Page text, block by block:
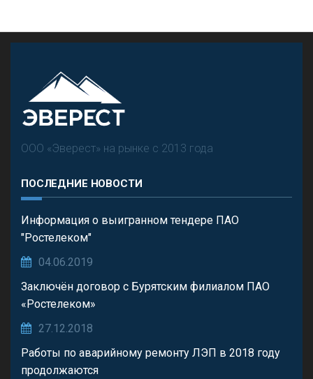
ООО «Эверест» на рынке с 2013 года
ПОСЛЕДНИЕ НОВОСТИ
Информация о выигранном тендере ПАО
"Ростелеком"
04.06.2019
Заключён договор с Бурятским филиалом ПАО
«Ростелеком»
27.12.2018
Работы по аварийному ремонту ЛЭП в 2018 году
продолжаются